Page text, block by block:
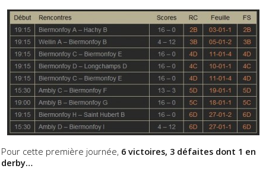
Pour cette première journée, 6 victoires, 3 défaites dont 1 en
derby…